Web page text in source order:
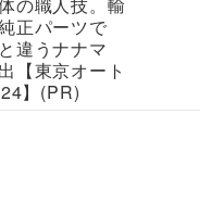
正パーツで
違うナナマ
【東京オート
】(PR)